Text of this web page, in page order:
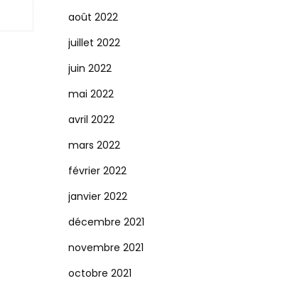
août 2022
juillet 2022
juin 2022
mai 2022
avril 2022
mars 2022
février 2022
janvier 2022
décembre 2021
novembre 2021
octobre 2021